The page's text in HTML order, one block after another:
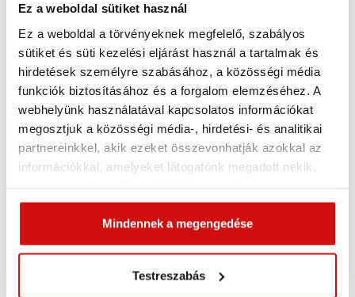
Ez a weboldal sütiket használ
Ez a weboldal a törvényeknek megfelelő, szabályos
sütiket és süti kezelési eljárást használ a tartalmak és
hirdetések személyre szabásához, a közösségi média
funkciók biztosításához és a forgalom elemzéséhez. A
webhelyünk használatával kapcsolatos információkat
megosztjuk a közösségi média-, hirdetési- és analitikai
partnereinkkel, akik ezeket összevonhatják azokkal az
információkkal, amelyeket látogatónk megadott nekik,
szolgáltatásokból gyűjtöttek. Elfogadásával segíti a
munkánkat és nagyobb felhasználói élményt
biztosíthatunk mi is látogatóinknak.
Mindennek a megengedése
Testreszabás
Őrfalvy Gusztáv
a Tartós Terasztető
dedikált projektvezetője
Fa vagy fém? Így dönts pergola / terasztető vásárlásakor!